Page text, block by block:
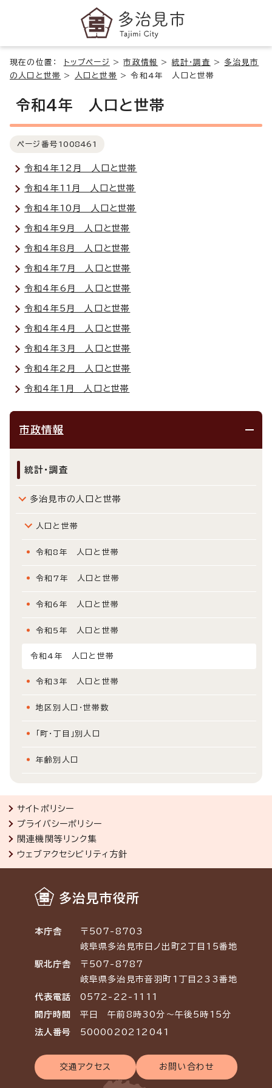
現在の位置： トップページ >市政情報 > 統計・調査 >多治見市
の人口と世帯
> 人口と世帯 >令和4年 人口と世帯
令和4年 人口と世帯
ページ番号 1008461
令和4年12月 人口と世帯
令和4年11月 人口と世帯
令和4年10月 人口と世帯
令和4年9月 人口と世帯
令和4年8月 人口と世帯
令和4年7月 人口と世帯
令和4年6月 人口と世帯
令和4年5月 人口と世帯
令和4年4月 人口と世帯
令和4年3月 人口と世帯
令和4年2月 人口と世帯
令和4年1月 人口と世帯
市政情報
統計・調査
多治見市の人口と世帯
人口と世帯
令和8年 人口と世帯
令和7年 人口と世帯
令和6年 人口と世帯
令和5年 人口と世帯
令和4年 人口と世帯
令和3年 人口と世帯
地区別人口・世帯数
「町・丁目」別人口
年齢別人口
サイトポリシー
プライバシーポリシー
関連機関等リンク集
ウェブアクセシビリティ方針
多治見市役所
本庁舎
〒507-8703
岐阜県多治見市日ノ出町2丁目15番地
駅北庁舎
〒507-8787
岐阜県多治見市音羽町1丁目233番地
代表電話 0572-22-1111
開庁時間 平日 午前8時30分～午後5時15分
法人番号 5000020212041
交通アクセス お問い合わせ